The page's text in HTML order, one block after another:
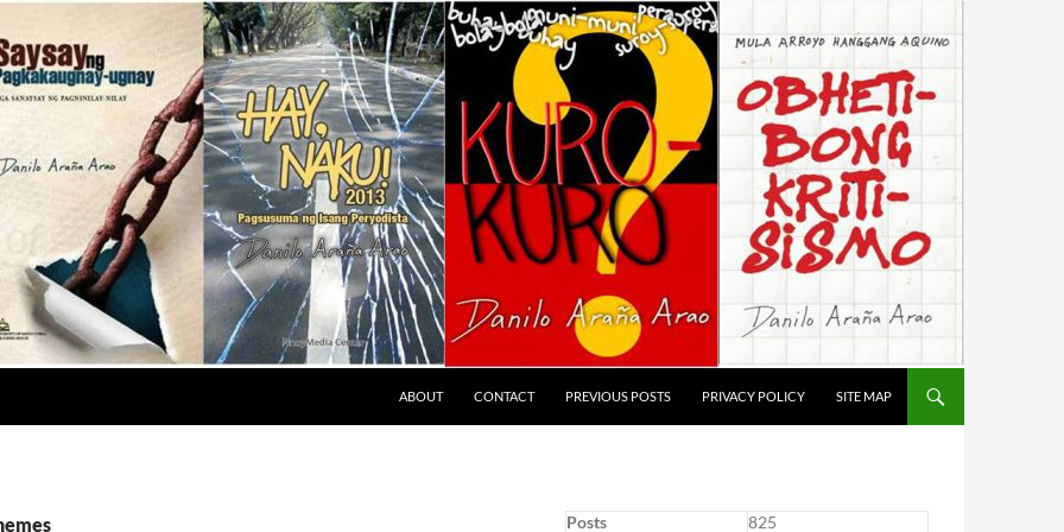
ABOUT CONTACT PREVIOUS POSTS PRIVACY POLICY SITE MAP
Posts
825